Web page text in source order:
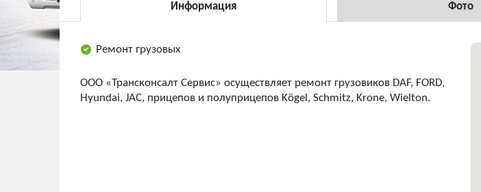
Информация Фото
Ремонт грузовых
ООО «Трансконсалт Сервис» осуществляет ремонт грузовиков DAF, FORD,
Hyundai, JAC, прицепов и полуприцепов Kögel, Schmitz, Krone, Wielton.